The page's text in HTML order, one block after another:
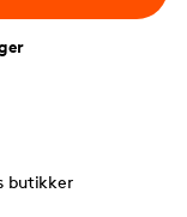
butikker